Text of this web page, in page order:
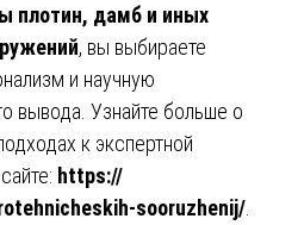
плотин, дамб и иных
, вы выбираете
и научную
вывода. Узнайте больше о
к экспертной
https://
sooruzhenij/